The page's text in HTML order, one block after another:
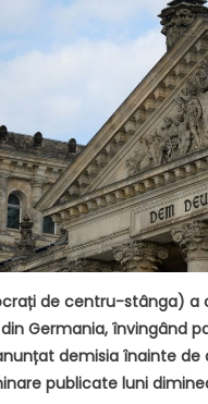
de centru-stânga) a
Germania, învingând
demisia înainte de
publicate luni